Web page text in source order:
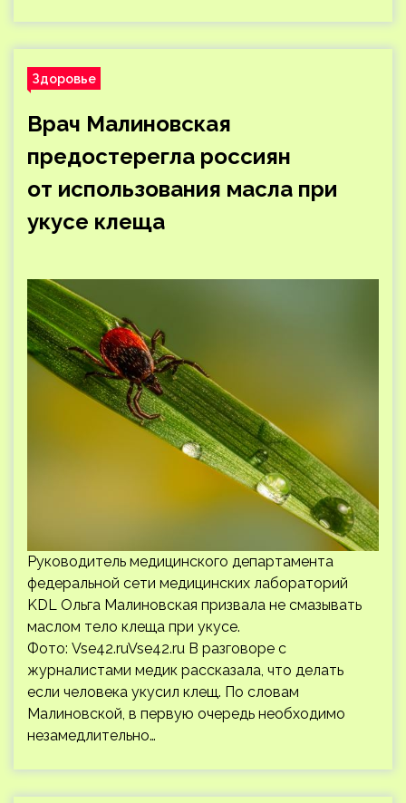
Здоровье
Врач Малиновская
предостерегла россиян
от использования масла при
укусе клеща
Руководитель медицинского департамента
федеральной сети медицинских лабораторий
KDL Ольга Малиновская призвала не смазывать
маслом тело клеща при укусе.
Фото: Vse42.ruVse42.ru В разговоре с
журналистами медик рассказала, что делать
если человека укусил клещ. По словам
Малиновской, в первую очередь необходимо
незамедлительно…